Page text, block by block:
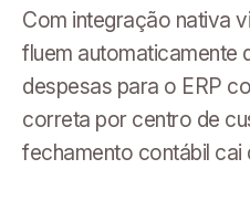
Com integração nativa
fluem automaticamente
despesas para o ERP
correta por centro de
fechamento contábil cai